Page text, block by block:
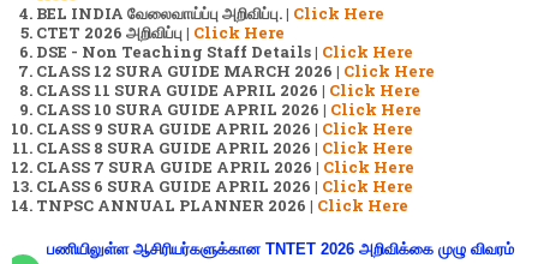
BEL INDIA வேலைவாய்ப்பு அறிவிப்பு. | Click Here
CTET 2026 அறிவிப்பு | Click Here
DSE - Non Teaching Staff Details | Click Here
CLASS 12 SURA GUIDE MARCH 2026 | Click Here
CLASS 11 SURA GUIDE APRIL 2026 | Click Here
CLASS 10 SURA GUIDE APRIL 2026 | Click Here
CLASS 9 SURA GUIDE APRIL 2026 | Click Here
CLASS 8 SURA GUIDE APRIL 2026 | Click Here
CLASS 7 SURA GUIDE APRIL 2026 | Click Here
CLASS 6 SURA GUIDE APRIL 2026 | Click Here
TNPSC ANNUAL PLANNER 2026 | Click Here
பணியிலுள்ள ஆசிரியர்களுக்கான TNTET 2026 அறிவிக்கை முழு விவரம்